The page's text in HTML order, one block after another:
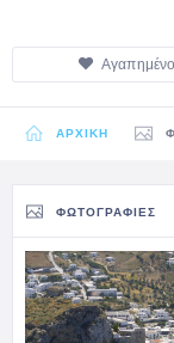
Αγαπημένο
ΑΡΧΙΚΉ
ΦΩΤΟΓΡΑΦΊΕΣ